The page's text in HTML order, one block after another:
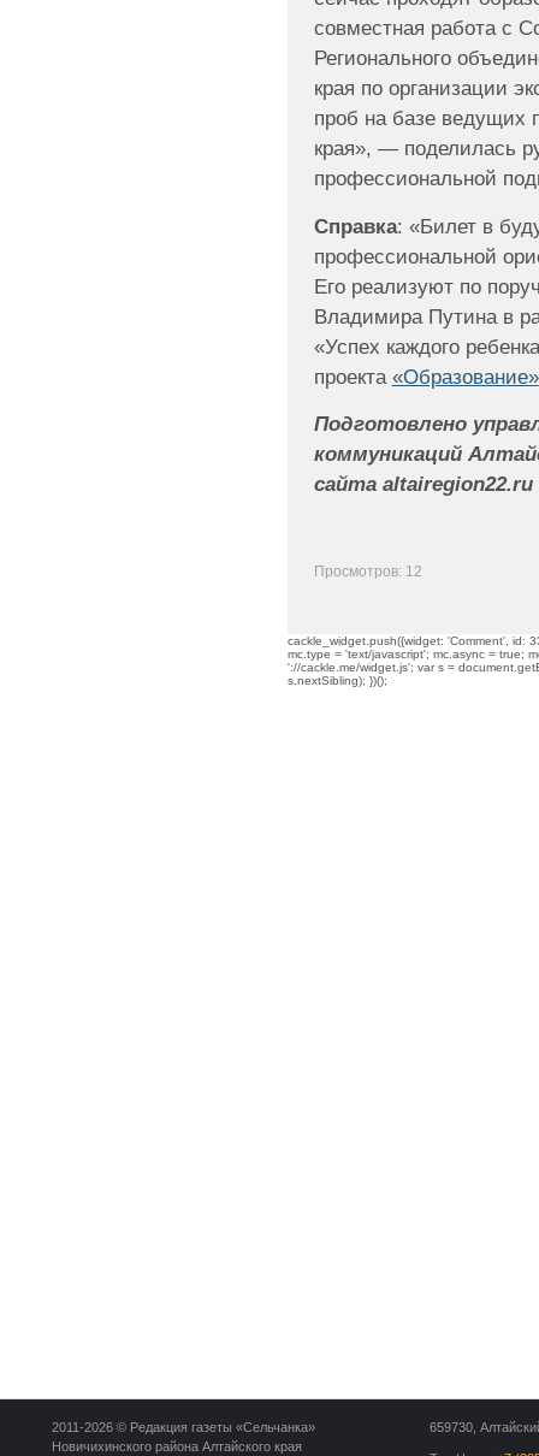
совместная работа с
Регионального
края по организации
проб на базе ведущих
края», — поделилась
профессиональной
Справка: «Билет в
профессиональной
Его реализуют по
Владимира Путина в
«Успех каждого
проекта «Образование»
Подготовлено
коммуникаций
сайта altairegion22.ru
Просмотров: 12
cackle_widget.push({widget: 'Comment', id:
mc.type = 'text/javascript'; mc.async = true;
'://cackle.me/widget.js'; var s =
s.nextSibling); })();
659730,
2011-2026 © Редакция газеты «Сельчанка»
Новичихинского района Алтайского края